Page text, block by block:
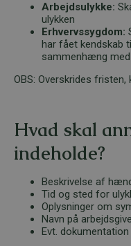
Arbejdsulykke:
ulykken
Erhvervssygdom:
har fået kendskab
sammenhæng
OBS: Overskrides fristen,
Hvad skal
indeholde?
Beskrivelse af
Tid og sted for
Oplysninger om
Navn på
Evt.